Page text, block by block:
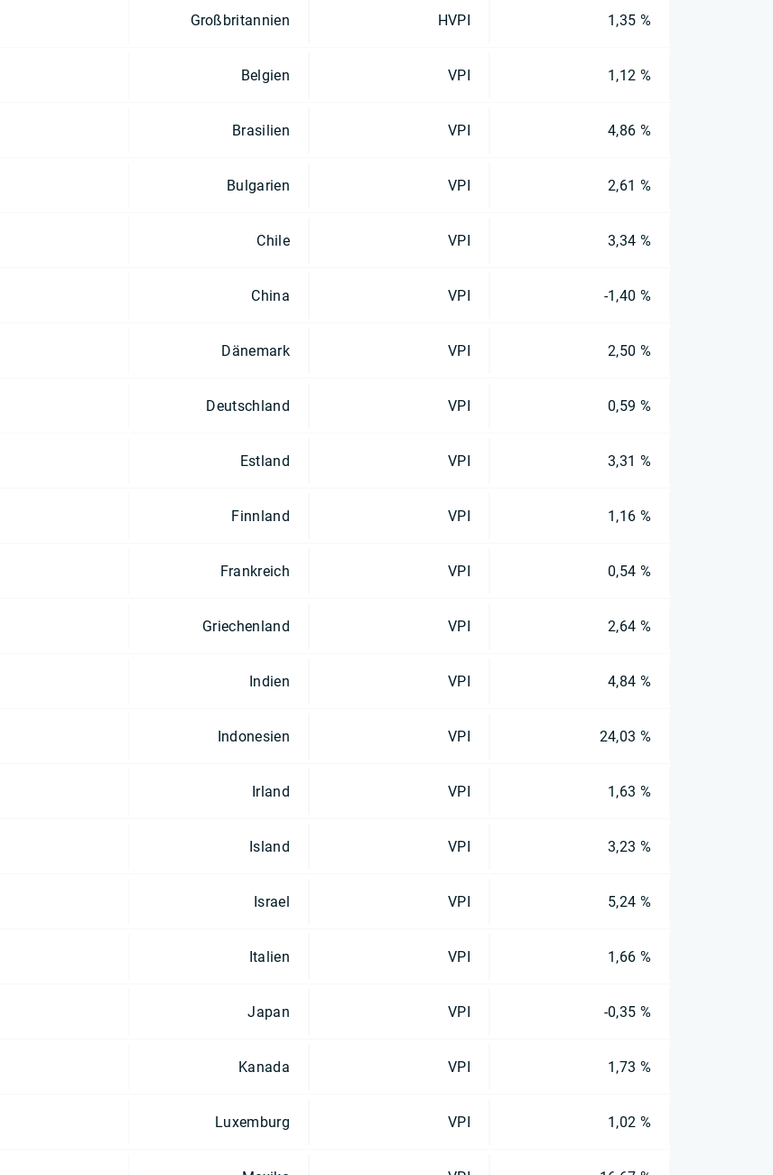
Großbritannien HVPI 1,35 %
Belgien VPI 1,12 %
Brasilien VPI 4,86 %
Bulgarien VPI 2,61 %
Chile VPI 3,34 %
China VPI -1,40 %
Dänemark VPI 2,50 %
Deutschland VPI 0,59 %
Estland VPI 3,31 %
Finnland VPI 1,16 %
Frankreich VPI 0,54 %
Griechenland VPI 2,64 %
Indien VPI 4,84 %
Indonesien VPI 24,03 %
Irland VPI 1,63 %
Island VPI 3,23 %
Israel VPI 5,24 %
Italien VPI 1,66 %
Japan VPI -0,35 %
Kanada VPI 1,73 %
Luxemburg VPI 1,02 %